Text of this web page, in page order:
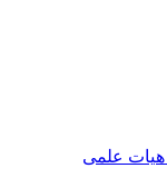
علمی